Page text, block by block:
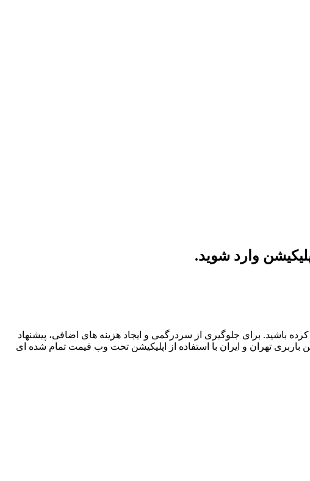
باشید. برای جلوگیری از سردرگمی و ایجاد هزینه های اضافی، پیشنهاد
باربری تهران و ایران با استفاده از اپلیکیشن تحت وب قیمت تمام شده ای